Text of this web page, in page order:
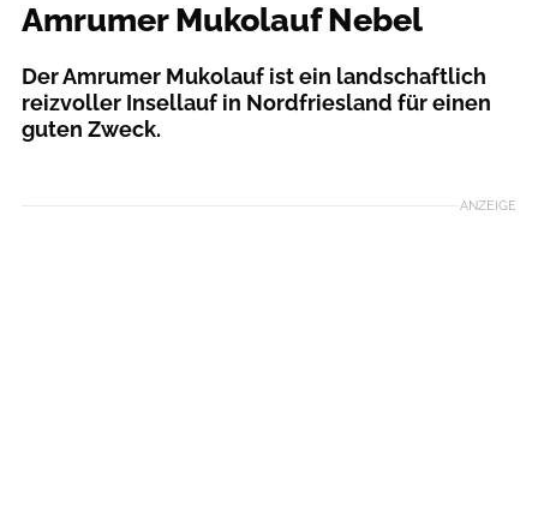
Amrumer Mukolauf Nebel
Der Amrumer Mukolauf ist ein landschaftlich
reizvoller Insellauf in Nordfriesland für einen
guten Zweck.
ANZEIGE